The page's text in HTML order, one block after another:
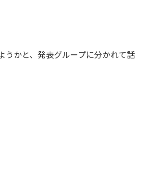
うかと、発表グループに分かれて話